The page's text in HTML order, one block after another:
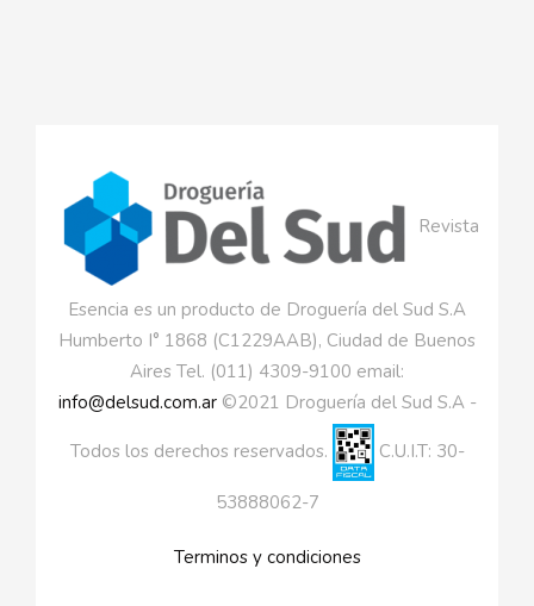
Revista
Esencia es un producto de Droguería del Sud S.A
Humberto I° 1868 (C1229AAB), Ciudad de Buenos
Aires Tel. (011) 4309-9100 email:
info@delsud.com.ar©2021 Droguería del Sud S.A -
Todos los derechos reservados. C.U.I.T: 30-
53888062-7
Terminos y condiciones